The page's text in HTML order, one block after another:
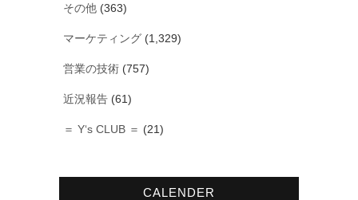
その他 (363)
マーケティング (1,329)
営業の技術 (757)
近況報告 (61)
＝ Y‘s CLUB ＝ (21)
CALENDER